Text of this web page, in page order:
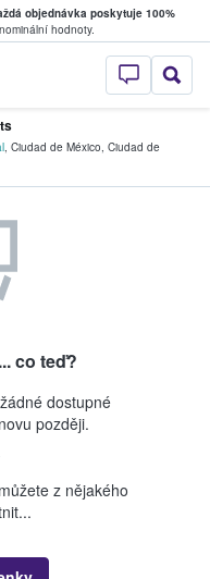
objednávka poskytuje 100%
hodnoty.
StubHub –
vstupenky
, Ciudad de México, Ciudad de
co teď?
dostupné
později.
z nějakého